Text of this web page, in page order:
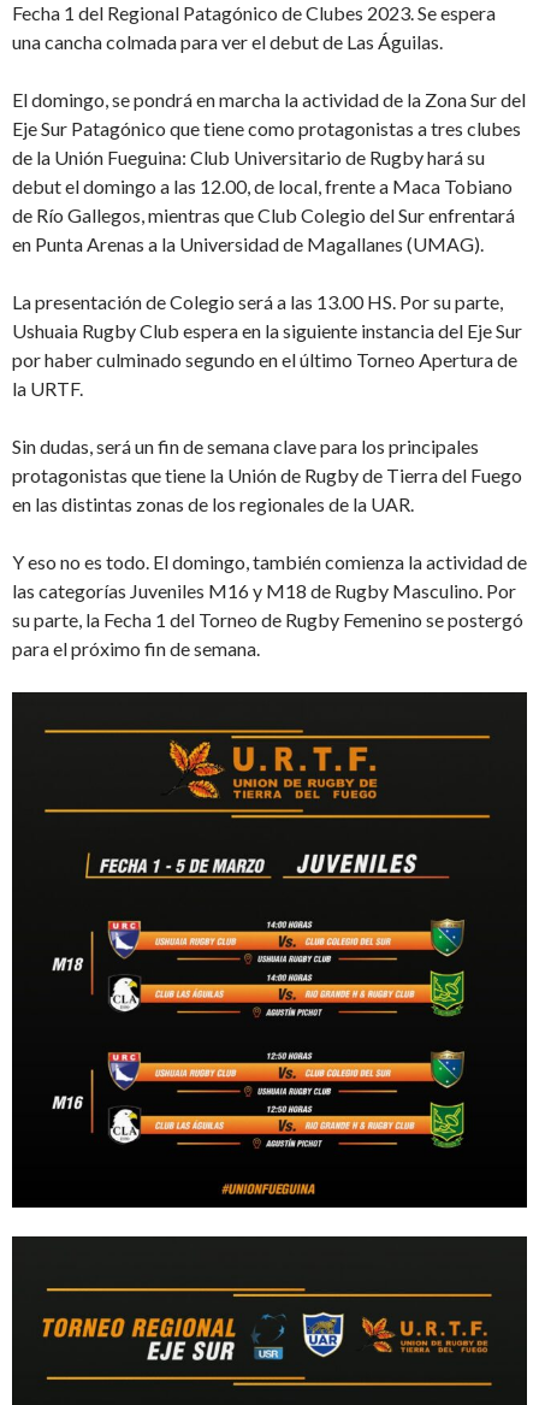
Fecha 1 del Regional Patagónico de Clubes 2023. Se espera
una cancha colmada para ver el debut de Las Águilas.
El domingo, se pondrá en marcha la actividad de la Zona Sur del
Eje Sur Patagónico que tiene como protagonistas a tres clubes
de la Unión Fueguina: Club Universitario de Rugby hará su
debut el domingo a las 12.00, de local, frente a Maca Tobiano
de Río Gallegos, mientras que Club Colegio del Sur enfrentará
en Punta Arenas a la Universidad de Magallanes (UMAG).
La presentación de Colegio será a las 13.00 HS. Por su parte,
Ushuaia Rugby Club espera en la siguiente instancia del Eje Sur
por haber culminado segundo en el último Torneo Apertura de
la URTF.
Sin dudas, será un fin de semana clave para los principales
protagonistas que tiene la Unión de Rugby de Tierra del Fuego
en las distintas zonas de los regionales de la UAR.
Y eso no es todo. El domingo, también comienza la actividad de
las categorías Juveniles M16 y M18 de Rugby Masculino. Por
su parte, la Fecha 1 del Torneo de Rugby Femenino se postergó
para el próximo fin de semana.